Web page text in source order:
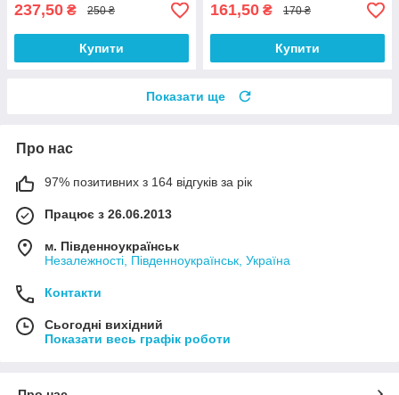
237,50 ₴ 250 ₴
Купити
161,50 ₴ 170 ₴
Купити
Показати ще
Про нас
97% позитивних з 164 відгуків за рік
Працює з 26.06.2013
м. Південноукраїнськ
Незалежності, Південноукраїнськ, Україна
Контакти
Сьогодні вихідний
Показати весь графік роботи